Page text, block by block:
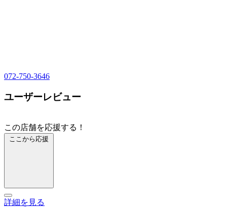
072-750-3646
ユーザーレビュー
この店舗を応援する！
ここから応援
詳細を見る